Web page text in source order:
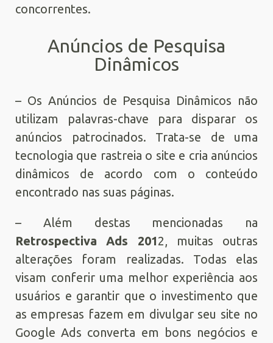
concorrentes.
Anúncios de Pesquisa
Dinâmicos
– Os Anúncios de Pesquisa Dinâmicos não
utilizam palavras-chave para disparar os
anúncios patrocinados. Trata-se de uma
tecnologia que rastreia o site e cria anúncios
dinâmicos de acordo com o conteúdo
encontrado nas suas páginas.
– Além destas mencionadas na
Retrospectiva Ads 2012, muitas outras
alterações foram realizadas. Todas elas
visam conferir uma melhor experiência aos
usuários e garantir que o investimento que
as empresas fazem em divulgar seu site no
Google Ads converta em bons negócios e